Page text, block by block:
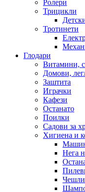
Ролери
Трицикли
Тротинети
Глодари
Витамини,
Домови,
Заштита
Играчки
Кафези
Останато
Поилки
Садови за
Хигиена и
Нега